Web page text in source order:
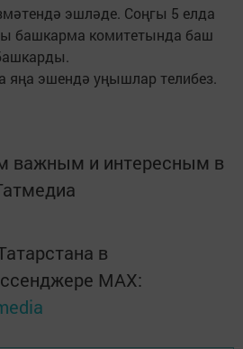
эшләде. Соңгы 5 елда
башкарма комитетында баш
яңа эшендә уңышлар телибез.
важным и интересным в
в
MАХ: